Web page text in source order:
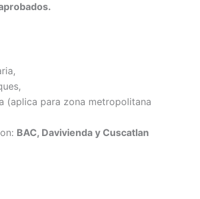
(aplica para zona metropolitana
BAC, Davivienda y Cuscatlan